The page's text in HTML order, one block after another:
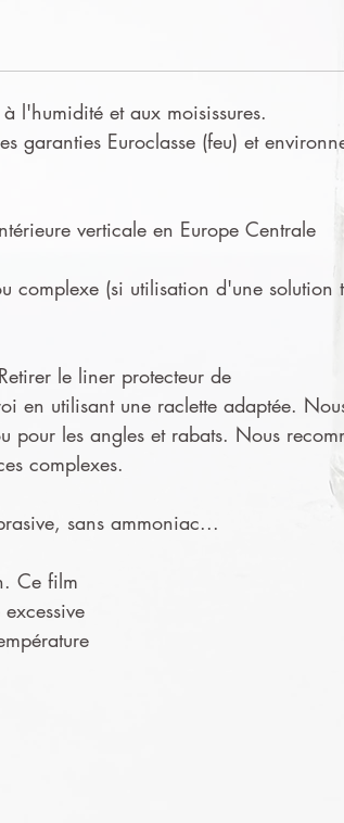
l'humidité et aux moisissures.
garanties Euroclasse (feu) et
verticale en Europe Centrale
complexe (si utilisation d'une
le liner protecteur de
en utilisant une raclette adaptée.
les angles et rabats. Nous
complexes.
sans ammoniac...
Ce film